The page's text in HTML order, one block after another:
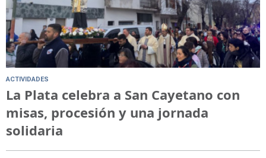
ACTIVIDADES
La Plata celebra a San Cayetano con
misas, procesión y una jornada
solidaria